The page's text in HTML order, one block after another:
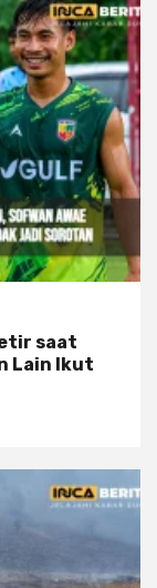
saat
Lain Ikut